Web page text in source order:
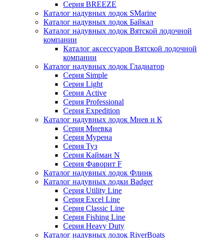
Серия BREEZE
Каталог надувных лодок SMarine
Каталог надувных лодок Байкал
Каталог надувных лодок Вятской лодочной
компании
Каталог аксессуаров Вятской лодочной
компании
Каталог надувных лодок Гладиатор
Серия Simple
Серия Light
Серия Active
Серия Professional
Серия Expedition
Каталог надувных лодок Мнев и К
Серия Мневка
Серия Мурена
Серия Туз
Серия Кайман N
Серия Фаворит F
Каталог надувных лодок Флинк
Каталог надувных лодки Badger
Серия Utility Line
Серия Excel Line
Серия Classic Line
Серия Fishing Line
Серия Heavy Duty
Каталог надувных лодок RiverBoats